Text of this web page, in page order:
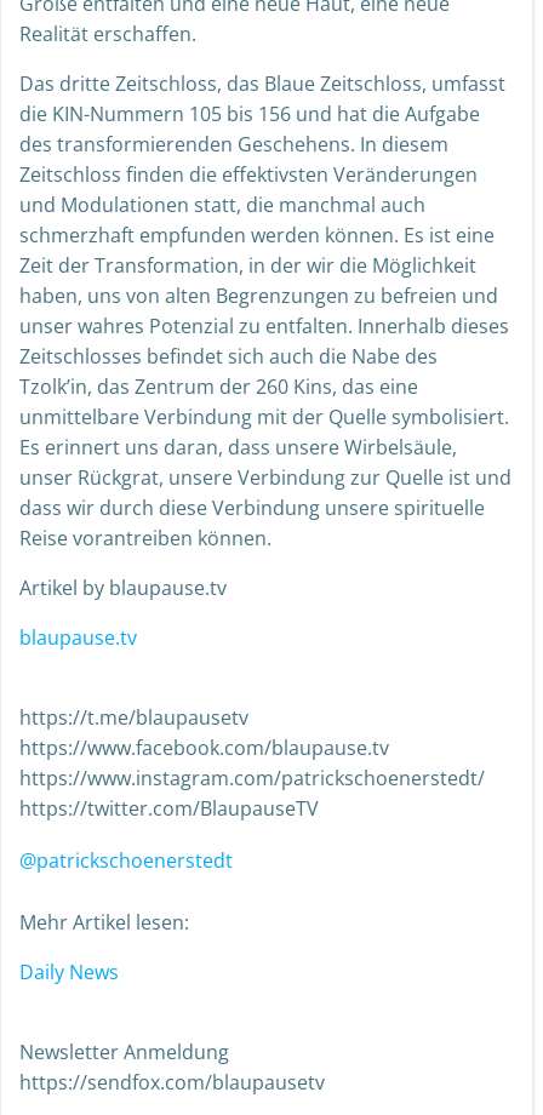
Realität erschaffen.
Das dritte Zeitschloss, das Blaue Zeitschloss, umfasst
die KIN-Nummern 105 bis 156 und hat die Aufgabe
des transformierenden Geschehens. In diesem
Zeitschloss finden die effektivsten Veränderungen
und Modulationen statt, die manchmal auch
schmerzhaft empfunden werden können. Es ist eine
Zeit der Transformation, in der wir die Möglichkeit
haben, uns von alten Begrenzungen zu befreien und
unser wahres Potenzial zu entfalten. Innerhalb dieses
Zeitschlosses befindet sich auch die Nabe des
Tzolk’in, das Zentrum der 260 Kins, das eine
unmittelbare Verbindung mit der Quelle symbolisiert.
Es erinnert uns daran, dass unsere Wirbelsäule,
unser Rückgrat, unsere Verbindung zur Quelle ist und
dass wir durch diese Verbindung unsere spirituelle
Reise vorantreiben können.
Artikel by blaupause.tv
blaupause.tv
https://t.me/blaupausetv
https://www.facebook.com/blaupause.tv
https://www.instagram.com/patrickschoenerstedt/
https://twitter.com/BlaupauseTV
@patrickschoenerstedt
Mehr Artikel lesen:
Daily News
Newsletter Anmeldung
https://sendfox.com/blaupausetv